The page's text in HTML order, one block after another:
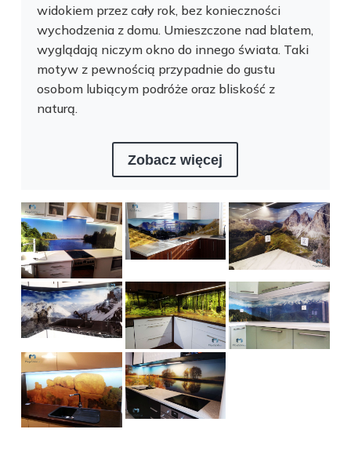
widokiem przez cały rok, bez konieczności
wychodzenia z domu. Umieszczone nad blatem,
wyglądają niczym okno do innego świata. Taki
motyw z pewnością przypadnie do gustu
osobom lubiącym podróże oraz bliskość z
naturą.
Zobacz więcej